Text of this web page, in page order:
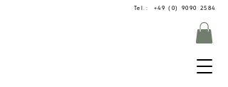
Tel.: +49 (0) 9090 2584